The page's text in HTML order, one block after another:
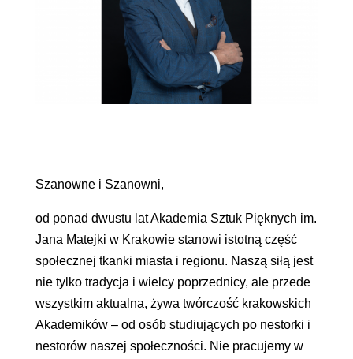
Szanowne i Szanowni,
od ponad dwustu lat Akademia Sztuk Pięknych im.
Jana Matejki w Krakowie stanowi istotną część
społecznej tkanki miasta i regionu. Naszą siłą jest
nie tylko tradycja i wielcy poprzednicy, ale przede
wszystkim aktualna, żywa twórczość krakowskich
Akademików – od osób studiujących po nestorki i
nestorów naszej społeczności. Nie pracujemy w